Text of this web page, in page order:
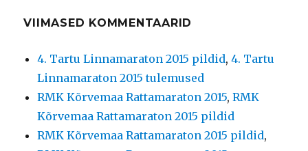
VIIMASED KOMMENTAARID
4. Tartu Linnamaraton 2015 pildid,4. Tartu
Linnamaraton 2015 tulemused
RMK Kõrvemaa Rattamaraton 2015,RMK
Kõrvemaa Rattamaraton 2015 pildid
RMK Kõrvemaa Rattamaraton 2015 pildid,